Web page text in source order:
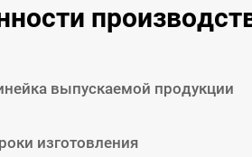
выпускаемой продукции
изготовления